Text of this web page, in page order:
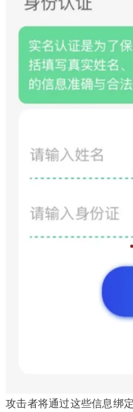
攻击者将通过这些信息绑